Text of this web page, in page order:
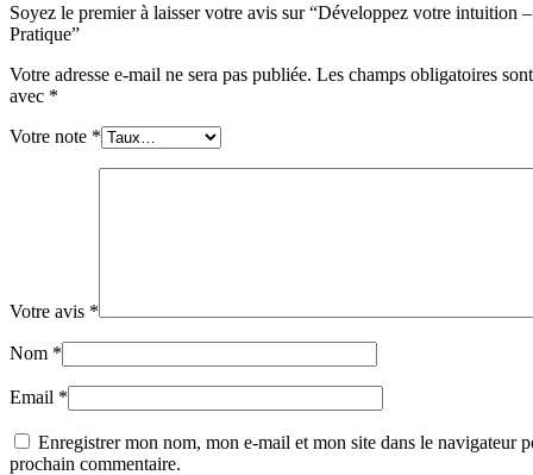
Soyez le premier à laisser votre avis sur “Développez votre intuition
Pratique”
Votre adresse e-mail ne sera pas publiée. Les champs obligatoires
avec *
Votre note *
Votre avis *
Nom *
Email *
Enregistrer mon nom, mon e-mail et mon site dans le navigateur
prochain commentaire.